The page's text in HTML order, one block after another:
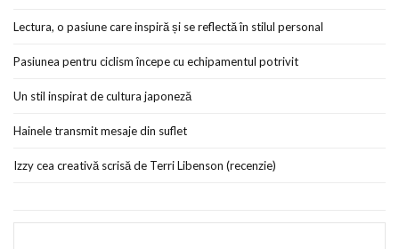
Lectura, o pasiune care inspiră și se reflectă în stilul personal
Pasiunea pentru ciclism începe cu echipamentul potrivit
Un stil inspirat de cultura japoneză
Hainele transmit mesaje din suflet
Izzy cea creativă scrisă de Terri Libenson (recenzie)